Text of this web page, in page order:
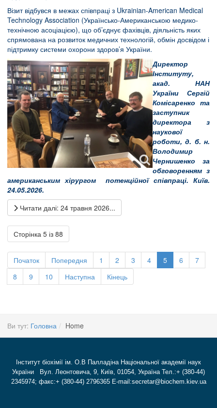
Візит відбувся в межах співпраці з Ukrainian-American Medical
Technology Association (Українсько-Американською медико-
технічною асоціацією), що об’єднує фахівців, діяльність яких
спрямована на розвиток медичних технологій, обмін досвідом і
підтримку системи охорони здоров’я України.
Директор
Інституту,
акад. НАН
України Сергій
Комісаренко та
заступник
директора з
наукової
роботи, д. б. н.
Володимир
Чернишенко за
обговоренням з
американським хірургом потенційної співпраці. Київ.
24.05.2026.
Читати далі: 24 травня 2026...
Сторінка 5 із 88
Початок Попередня 1 2 3 4 5 6
7
8
9 10 Наступна Кінець
Ви тут: Головна Home
Інститут біохімії ім. О.В Палладіна Національної академії наук
України Вул. Леонтовича, 9, Київ, 01054, Україна Тел.:+ (380-44)
2345974; факс:+ (380-44) 2796365 E-mail:secretar@biochem.kiev.ua